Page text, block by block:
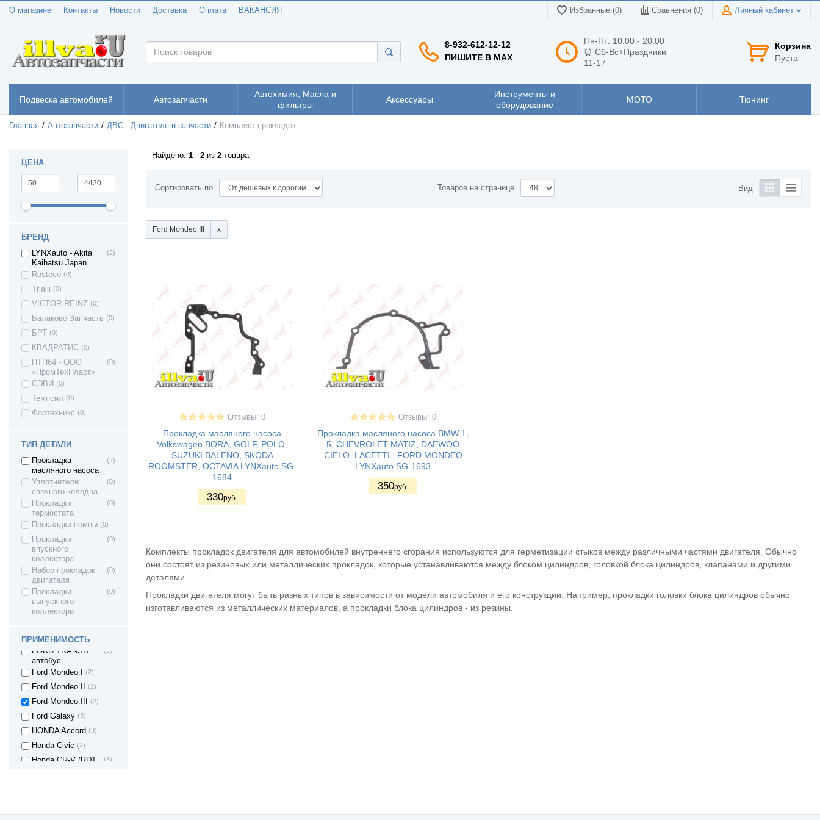
О магазине Контакты Новости Доставка Оплата ВАКАНСИЯ Избранные (0) Сравнения (0) Личный кабинет
8-932-612-12-12
ПИШИТЕ В MAX
Пн-Пт: 10:00 - 20:00
⏰ Сб-Вс+Праздники
11-17
Корзина
Пуста
Подвеска автомобилей Автозапчасти
Автохимия, Масла и
фильтры
Аксессуары
Инструменты и
оборудование
МОТО Тюнинг
Главная Автозапчасти ДВС - Двигатель и запчасти Комплект прокладок
ЦЕНА
БРЕНД
LYNXauto - Akita
Kaihatsu Japan
(2)
Rosteco (0)
Trialli (0)
VICTOR REINZ (0)
Балаково Запчасть (0)
БРТ (0)
КВАДРАТИС (0)
ПТП64 - ООО
«ПромТехПласт»
(0)
СЭВИ (0)
Темпсил (0)
Фортехникс (0)
ТИП ДЕТАЛИ
Прокладка
масляного насоса
(2)
Уплотнители
свечного колодца
(0)
Прокладки
термостата
(0)
Прокладки помпы (0)
Прокладки
впускного
коллектора
(0)
Набор прокладок
двигателя
(0)
Прокладки
выпускного
коллектора
(0)
ПРИМЕНИМОСТЬ
Audi (A3) (8)
Audi (A5) (4)
Audi (A6) (9)
Audi (Q5) (2)
Audi Q7 (1)
Audi (TT) (5)
BMW 3
BMW 5
BMW X3
BMW X5 (1)
Chevrolet Aveo
Chevrolet Kalos
Chevrolet
ORLANDO
Chevrolet Cruze
Chevrolet Lacetti
Citroen C2 (2)
Citroen C3
Citroen C4 (3)
Citroen C5 (3)
Citroen C6 (1)
Citroen C8
Citroen XANTIA
Citroen Jumper
Citroen Xsara
Citroen Berlingo 1
Citroen Berlingo 2 (1)
Citroen DS5 (1)
Citroen DS4
Citroen DS3
Daewoo Kalos
Fiat DOBLO
FIAT SCUDO
FIAT STILO (1)
FIAT Croma
Ford Mondeo IV
Ford Focus (4)
FORD TRANSIT
автобус
(3)
Ford Mondeo I (2)
Ford Mondeo II (2)
Ford Mondeo III (2)
Ford Galaxy (3)
HONDA Accord (3)
Honda Civic (2)
Honda CR-V (RD1,
(3)
Найдено: 1 - 2 из 2 товара
Сортировать по Товаров на странице Вид
Ford Mondeo III
Отзывы: 0
Прокладка масляного насоса
Volkswagen BORA, GOLF, POLO,
SUZUKI BALENO, SKODA
ROOMSTER, OCTAVIA LYNXauto SG-
1684
330руб.
Отзывы: 0
Прокладка масляного насоса BMW 1,
5, CHEVROLET MATIZ, DAEWOO
CIELO, LACETTI , FORD MONDEO
LYNXauto SG-1693
350руб.
Комплекты прокладок двигателя для автомобилей внутреннего сгорания используются для герметизации стыков между различными частями двигателя. Обычно
они состоят из резиновых или металлических прокладок, которые устанавливаются между блоком цилиндров, головкой блока цилиндров, клапанами и другими
деталями.
Прокладки двигателя могут быть разных типов в зависимости от модели автомобиля и его конструкции. Например, прокладки головки блока цилиндров обычно
изготавливаются из металлических материалов, а прокладки блока цилиндров - из резины.